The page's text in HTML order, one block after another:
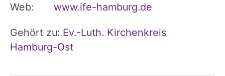
Web:
www.ife-hamburg.de
Gehört zu: Ev.-Luth. Kirchenkreis
Hamburg-Ost